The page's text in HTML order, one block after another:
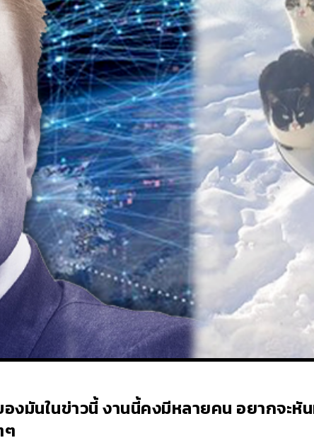
งมันในข่าวนี้ งานนี้คงมีหลายคน อยากจะหั
ๆ